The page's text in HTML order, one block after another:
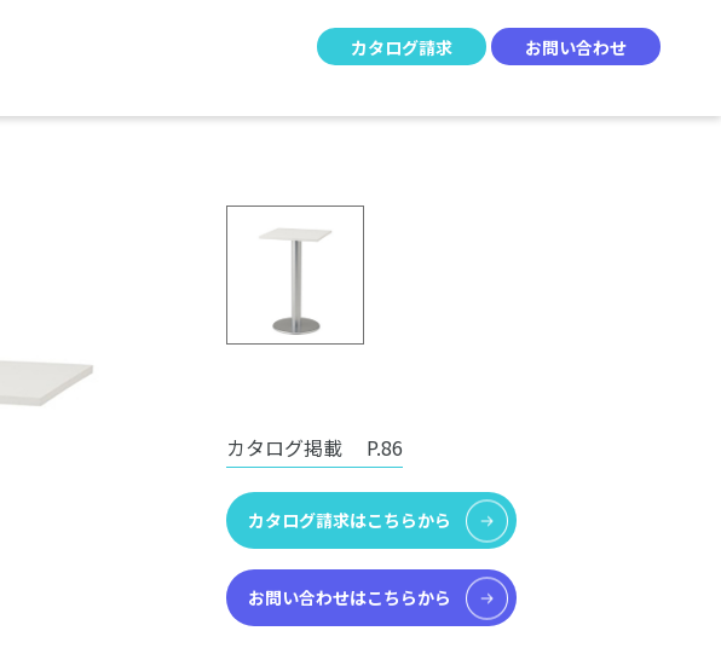
カタログ請求
お問い合わせ
カタログ掲載 P.86
カタログ請求はこちらから
お問い合わせはこちらから